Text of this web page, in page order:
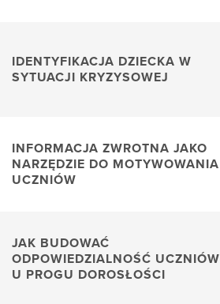
IDENTYFIKACJA DZIECKA W
SYTUACJI KRYZYSOWEJ
INFORMACJA ZWROTNA JAKO
NARZĘDZIE DO MOTYWOWANIA
UCZNIÓW
JAK BUDOWAĆ
ODPOWIEDZIALNOŚĆ UCZNIÓW
U PROGU DOROSŁOŚCI